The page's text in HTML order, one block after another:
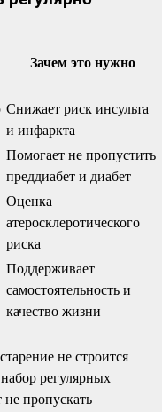
Зачем это нужно
Снижает риск инсульта
и инфаркта
Помогает не пропустить
преддиабет и диабет
Оценка
атеросклеротического
риска
Поддерживает
самостоятельность и
качество жизни
не строится
регулярных
пропускать